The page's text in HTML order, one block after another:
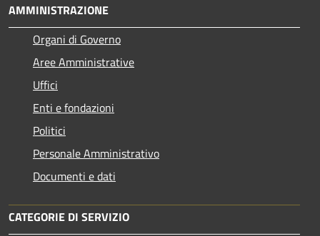
AMMINISTRAZIONE
Organi di Governo
Aree Amministrative
Uffici
Enti e fondazioni
Politici
Personale Amministrativo
Documenti e dati
CATEGORIE DI SERVIZIO